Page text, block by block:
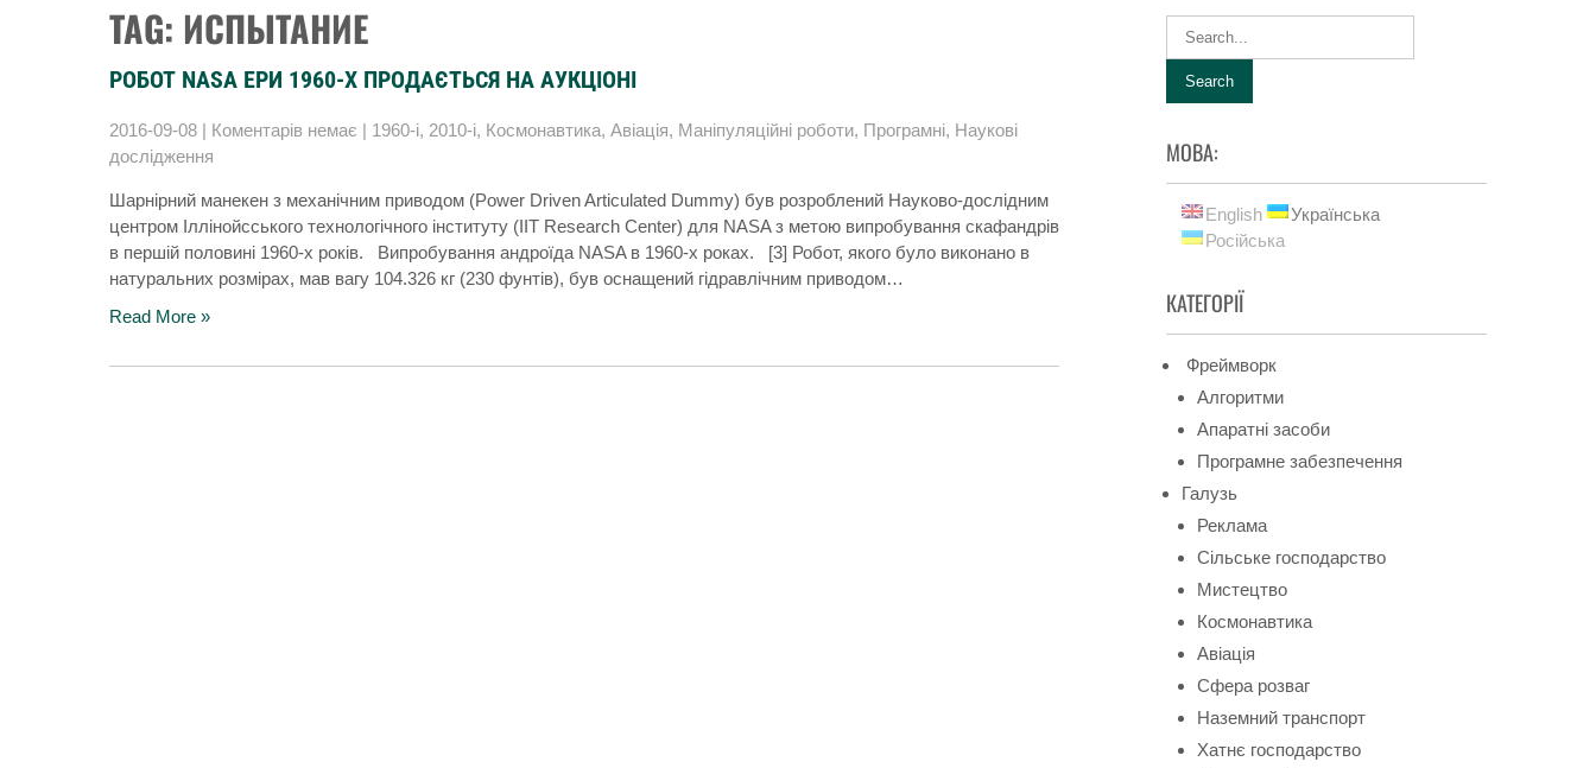
TAG: ИСПЫТАНИЕ
РОБОТ NASA ЕРИ 1960-Х ПРОДАЄТЬСЯ НА АУКЦІОНІ
2016-09-08 | Коментарів немає | 1960-і, 2010-і, Космонавтика, Авіація, Маніпуляційні роботи, Програмні, Наукові
дослідження
Шарнірний манекен з механічним приводом (Power Driven Articulated Dummy) був розроблений Науково-дослідним
центром Іллінойсського технологічного інституту (IIT Research Center) для NASA з метою випробування скафандрів
в першій половині 1960-х років. Випробування андроїда NASA в 1960-х роках. [3] Робот, якого було виконано в
натуральних розмірах, мав вагу 104.326 кг (230 фунтів), був оснащений гідравлічним приводом…
Read More »
МОВА:
English
Українська
Російська
КАТЕГОРІЇ
Фреймворк
Алгоритми
Апаратні засоби
Програмне забезпечення
Галузь
Реклама
Сільське господарство
Мистецтво
Космонавтика
Авіація
Сфера розваг
Наземний транспорт
Хатнє господарство